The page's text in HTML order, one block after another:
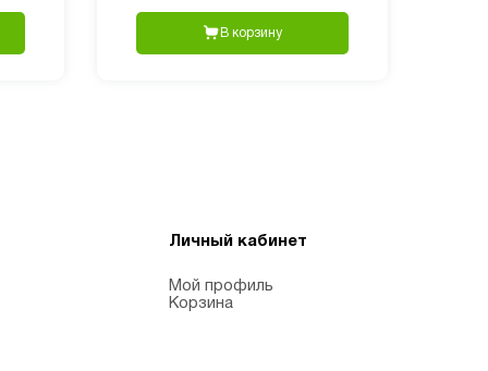
В корзину
Личный кабинет
Мой профиль
Корзина